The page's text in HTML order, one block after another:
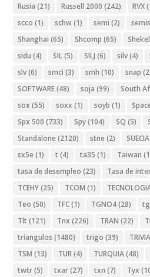
Rusia (21) Russell 2000 (242) RVX
scco (1) schw(1) semi (2) semis
Shanghai (65) Shcomp (65) Shekel
sidu (4) SIL(5) SILJ (6) silv(4)
slv(6) smci (3) smh (10) snap
SOFTWARE(48) soja (99) South
sox (55) soxx (1) soyb (1)
Spx 500 (733) Spy(104) SQ (5)
Standalone (2120) stne (2) SUECIA
sx5e (1) t (4) ta35 (1) Taiwan
tasa de desempleo (23) Tasa de
TCEHY(25) TCOM (1)
Teo (50) TFC(1) TGNO4(28)
Tlt (121) Tnx (226) TRAN (22)
triangulos (1480) trigo (39) TRIVIA
TSM (13) TUR(4) TURQUIA(48)
twtr(5) txar(27) txn (7) Tyx